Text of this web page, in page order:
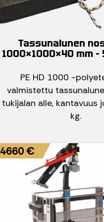
Tassunalunen
1000×1000×40 mm
PE HD 1000 -
valmistettu
tukijalan alle, kantavuus
kg.
4660 €